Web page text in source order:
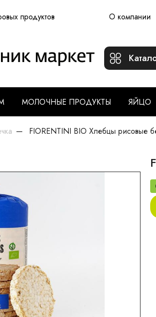
продуктов О компании
МОЛОЧНЫЕ ПРОДУКТЫ ЯЙЦО
FIORENTINI BIO Хлебцы рисовые